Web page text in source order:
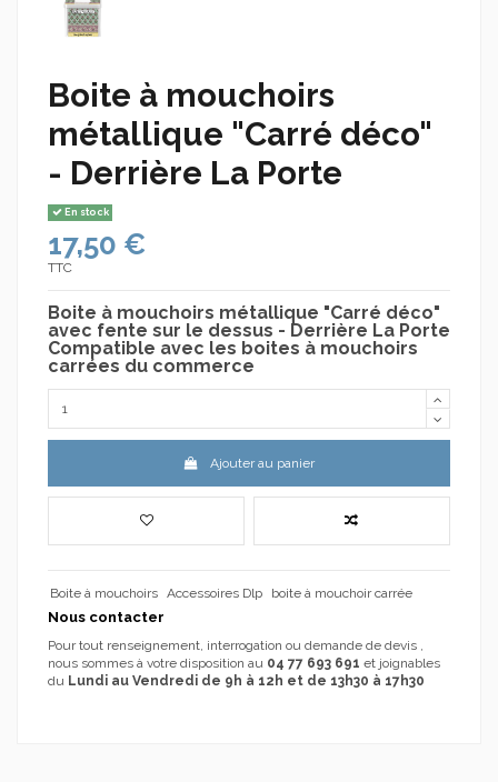
Boite à mouchoirs
métallique "Carré déco"
- Derrière La Porte
En stock
17,50 €
TTC
Boite à mouchoirs métallique "Carré déco"
avec fente sur le dessus - Derrière La Porte
Compatible avec les boites à mouchoirs
carrées du commerce
Ajouter au panier
Boite à mouchoirs Accessoires Dlp boite à mouchoir carrée
Nous contacter
Pour tout renseignement, interrogation ou demande de devis ,
nous sommes à votre disposition au 04 77 693 691 et joignables
du Lundi au Vendredi de 9h à 12h et de 13h30 à 17h30